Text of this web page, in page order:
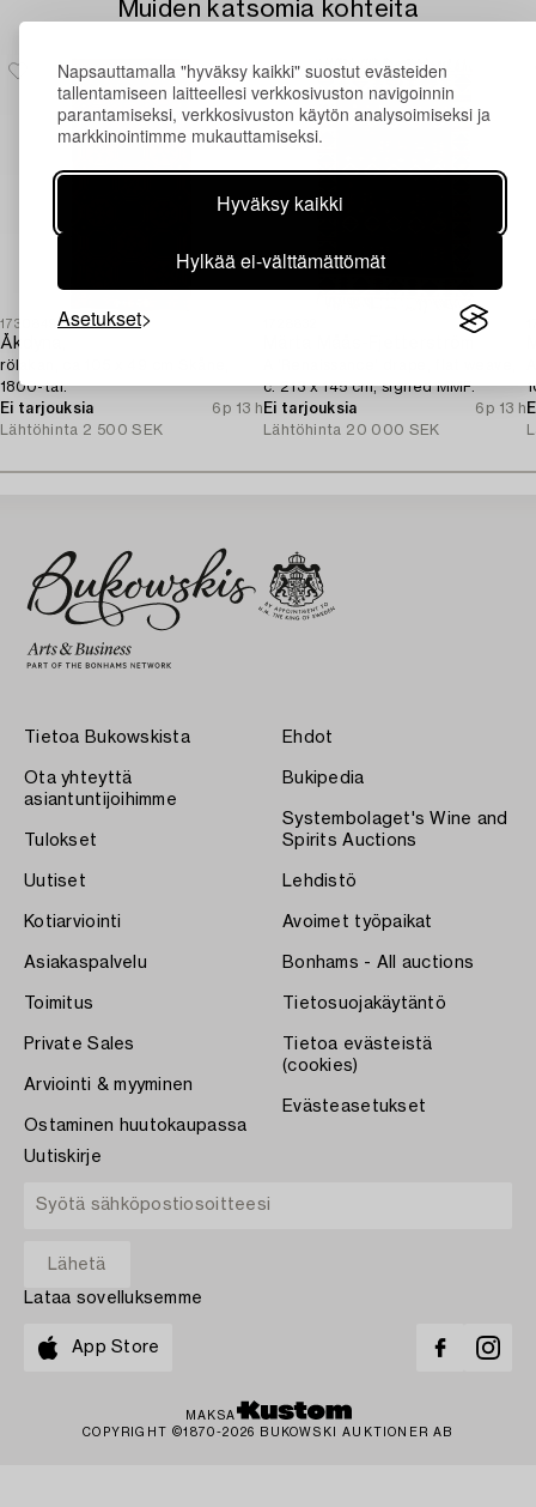
Napsauttamalla "hyväksy kaikki" suostut evästeiden
tallentamiseen laitteellesi verkkosivuston navigoinnin
parantamiseksi, verkkosivuston käytön analysoimiseksi ja
markkinointimme mukauttamiseksi.
Hyväksy kaikki
Hylkää ei-välttämättömät
Asetukset
Muiden katsomia kohteita
1730849
Åkdyna,
rölakan, ca 105 x 49 cm Skåne,
1800-tal.
Ei tarjouksia
6p 13 h
Lähtöhinta 2 500 SEK
c. 213 x 145 cm, signed MMF.
Ei tarjouksia
6p 13 h
Lähtöhinta 20 000 SEK
Tietoa Bukowskista
Ota yhteyttä
asiantuntijoihimme
Tulokset
Uutiset
Kotiarviointi
Asiakaspalvelu
Toimitus
Private Sales
Arviointi & myyminen
Ostaminen huutokaupassa
Ehdot
Bukipedia
Systembolaget's Wine and
Spirits Auctions
Lehdistö
Avoimet työpaikat
Bonhams - All auctions
Tietosuojakäytäntö
Tietoa evästeistä
(cookies)
Evästeasetukset
Uutiskirje
Lataa sovelluksemme
App Store
MAKSA
COPYRIGHT ©1870-2026 BUKOWSKI AUKTIONER AB